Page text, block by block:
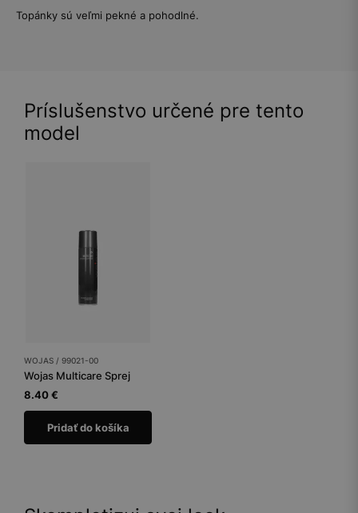
Topánky sú veľmi pekné a pohodlné.
Príslušenstvo určené pre tento
model
WOJAS / 99021-00
Wojas Multicare Sprej
8.40 €
Pridať do košíka